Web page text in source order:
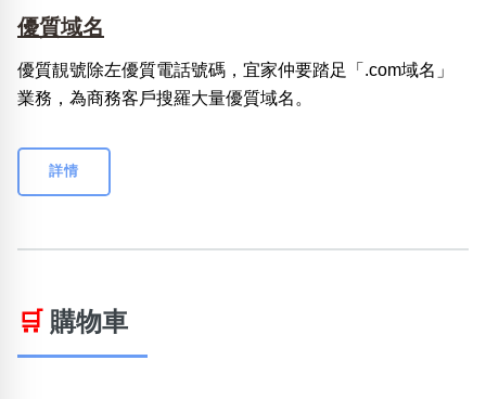
優質域名
優質靚號除左優質電話號碼，宜家仲要踏足「.com域名」
業務，為商務客戶搜羅大量優質域名。
詳情
🛒 購物車